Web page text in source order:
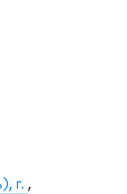
г. ,